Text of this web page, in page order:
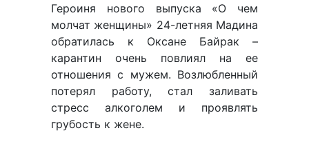
Героиня нового выпуска «О чем
молчат женщины» 24-летняя Мадина
обратилась к Оксане Байрак –
карантин очень повлиял на ее
отношения с мужем. Возлюбленный
потерял работу, стал заливать
стресс алкоголем и проявлять
грубость к жене.